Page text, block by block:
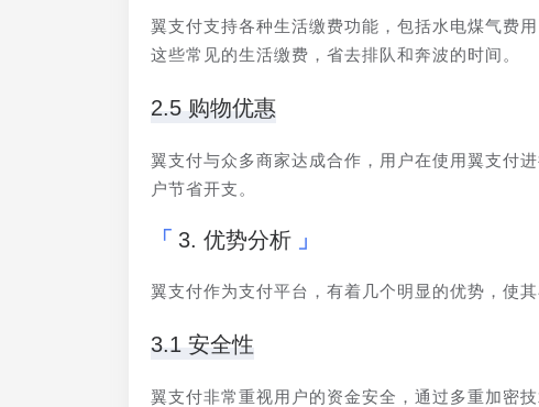
翼支付支持各种生活缴费功能，包括水电煤气费
这些常见的生活缴费，省去排队和奔波的时间。
2.5 购物优惠
翼支付与众多商家达成合作，用户在使用翼支付
户节省开支。
3. 优势分析
翼支付作为支付平台，有着几个明显的优势，使
3.1 安全性
翼支付非常重视用户的资金安全，通过多重加密